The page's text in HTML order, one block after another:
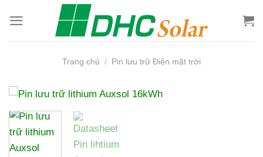
qua
nội
Trang chủ / Pin lưu trữ Điện mặt trời